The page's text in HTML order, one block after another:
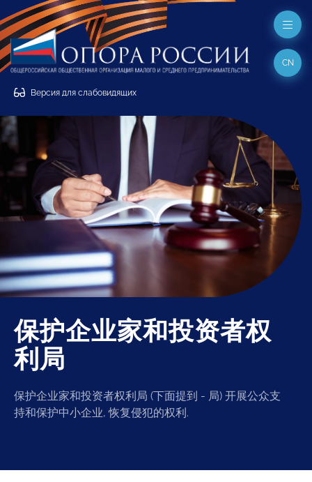
Версия для слабовидящих
CN
保护企业家和投资者权
利局
保护企业家和投资者权利局 (下面提到 - 局) 开展公众支
持和保护中小企业, 恢复侵犯的权利.